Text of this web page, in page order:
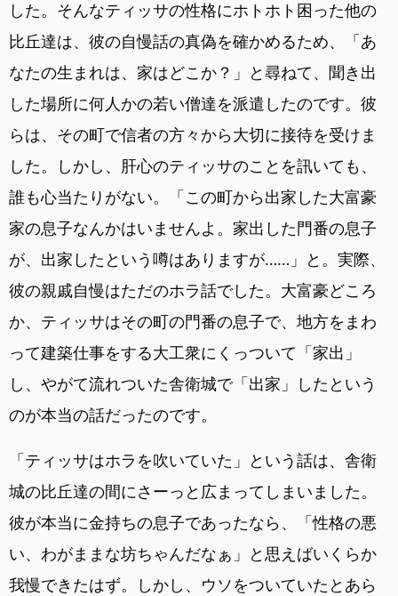
した。そんなティッサの性格にホトホト困った他の
比丘達は、彼の自慢話の真偽を確かめるため、「あ
なたの生まれは、家はどこか？」と尋ねて、聞き出
した場所に何人かの若い僧達を派遣したのです。彼
らは、その町で信者の方々から大切に接待を受けま
した。しかし、肝心のティッサのことを訊いても、
誰も心当たりがない。「この町から出家した大富豪
家の息子なんかはいませんよ。家出した門番の息子
が、出家したという噂はありますが……」と。実際、
彼の親戚自慢はただのホラ話でした。大富豪どころ
か、ティッサはその町の門番の息子で、地方をまわ
って建築仕事をする大工衆にくっついて「家出」
し、やがて流れついた舎衛城で「出家」したという
のが本当の話だったのです。
「ティッサはホラを吹いていた」という話は、舎衛
城の比丘達の間にさーっと広まってしまいました。
彼が本当に金持ちの息子であったなら、「性格の悪
い、わがままな坊ちゃんだなぁ」と思えばいくらか
我慢できたはず。しかし、ウソをついていたとあら